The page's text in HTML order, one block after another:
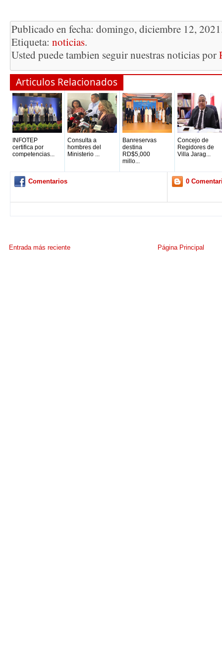
Publicado en fecha: domingo, diciembre 12,
Etiqueta: noticias.
Usted puede tambien seguir nuestras noticias por
Articulos Relacionados
INFOTEP
certifica por
competencias...
Consulta a
hombres del
Ministerio ...
Banreservas
destina
RD$5,000
millo...
Concejo de
Regidores de
Villa Jarag...
Comentarios 0
Entrada más reciente Página Principal